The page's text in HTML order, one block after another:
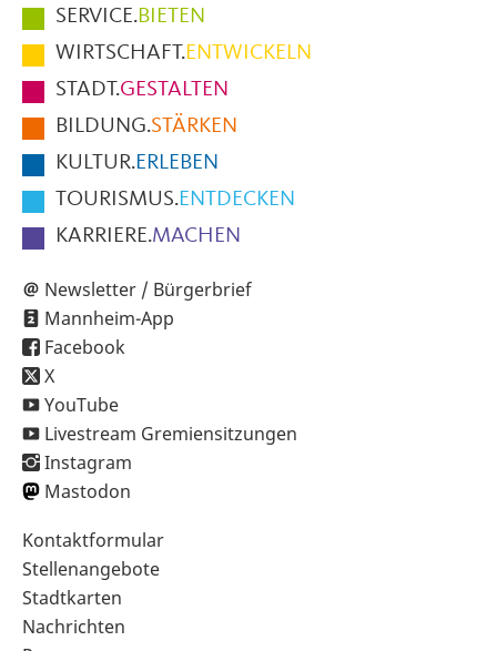
Hauptmenüpunkte
im
Fußbereich
der
Seite
SERVICE.BIETEN
WIRTSCHAFT.ENTWICKELN
STADT.GESTALTEN
BILDUNG.STÄRKEN
KULTUR.ERLEBEN
TOURISMUS.ENTDECKEN
KARRIERE.MACHEN
Newsletter / Bürgerbrief
Mannheim-App
Facebook
X
YouTube
Livestream Gremiensitzungen
Instagram
Mastodon
Sekundärnavigation
im
Fußbereich
Kontaktformular
Stellenangebote
Stadtkarten
Nachrichten